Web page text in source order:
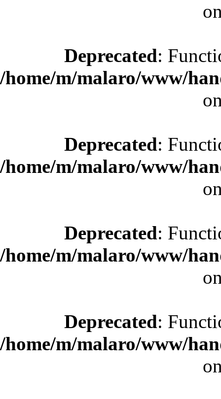
Deprecated:
/home/m/malaro/www/
Deprecated:
/home/m/malaro/www/
Deprecated:
/home/m/malaro/www/
Deprecated:
/home/m/malaro/www/